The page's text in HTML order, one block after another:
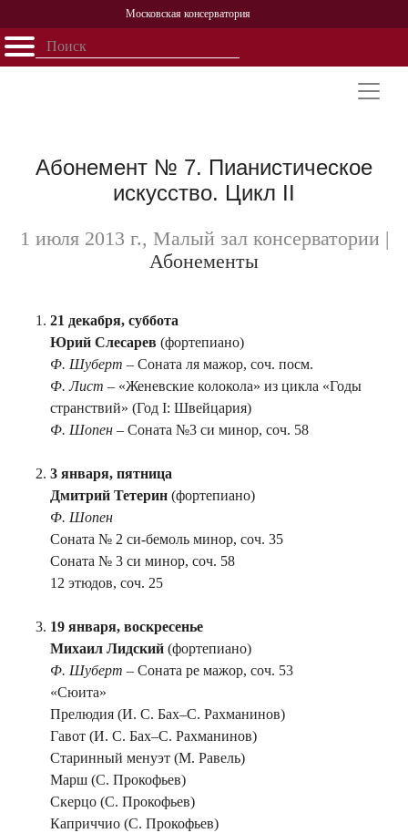
Московская консерватория
Открыть - закрыть
Персоналии
История
Абонемент № 7. Пианистическое
искусство. Цикл II
1 июля 2013 г., Малый зал консерватории |
Абонементы
21 декабря, суббота
Юрий Слесарев (фортепиано)
Ф. Шуберт – Соната ля мажор, соч. посм.
Ф. Лист – «Женевские колокола» из цикла «Годы
странствий» (Год I: Швейцария)
Ф. Шопен – Соната №3 си минор, соч. 58
3 января, пятница
Дмитрий Тетерин (фортепиано)
Ф. Шопен
Соната № 2 си-бемоль минор, соч. 35
Соната № 3 си минор, соч. 58
12 этюдов, соч. 25
19 января, воскресенье
Михаил Лидский (фортепиано)
Ф. Шуберт – Соната ре мажор, соч. 53
«Сюита»
Прелюдия (И. С. Бах–С. Рахманинов)
Гавот (И. С. Бах–С. Рахманинов)
Старинный менуэт (М. Равель)
Марш (С. Прокофьев)
Скерцо (С. Прокофьев)
Каприччио (С. Прокофьев)